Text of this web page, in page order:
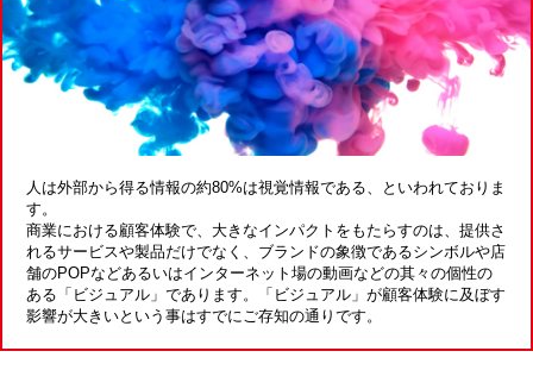
人は外部から得る情報の約80%は視覚情報である、といわれておりま
す。
商業における顧客体験で、大きなインパクトをもたらすのは、提供さ
れるサービスや製品だけでなく、ブランドの象徴であるシンボルや店
舗のPOPなどあるいはインターネット場の動画などの其々の個性の
ある「ビジュアル」であります。
「ビジュアル」が顧客体験に及ぼす
影響が大きいという事はすでにご存知の通りです。